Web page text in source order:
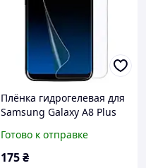
Плёнка гидрогелевая для
Samsung Galaxy A8 Plus
на самсунг а8 плюс
прозрачная
Готово к отправке
175₴